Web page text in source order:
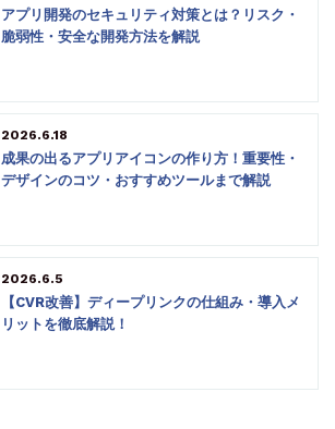
アプリ開発のセキュリティ対策とは？リスク・
脆弱性・安全な開発方法を解説
2026.6.18
成果の出るアプリアイコンの作り方！重要性・
デザインのコツ・おすすめツールまで解説
2026.6.5
【CVR改善】ディープリンクの仕組み・導入メ
リットを徹底解説！